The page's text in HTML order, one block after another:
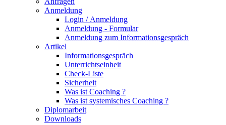
Anmeldung
Login / Anmeldung
Anmeldung - Formular
Anmeldung zum Informationsgespräch
Artikel
Informationsgespräch
Unterrichtseinheit
Check-Liste
Sicherheit
Was ist Coaching ?
Was ist systemisches Coaching ?
Diplomarbeit
Downloads